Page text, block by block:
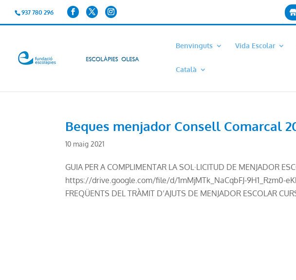
937 780 296
Benvinguts Vida Escolar
Català
Beques menjador Consell Comarcal
10 maig 2021
GUIA PER A COMPLIMENTAR LA SOL·LICITUD DE MENJADOR
https://drive.google.com/file/d/1mMjMTk_NaCqbFJ-9H1_Rzm0-
FREQÜENTS DEL TRÀMIT D’AJUTS DE MENJADOR ESCOLAR